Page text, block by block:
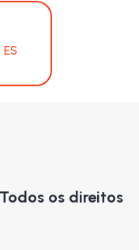
Todos os direitos